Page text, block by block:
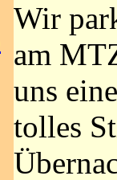
Wir
am
uns
tolles